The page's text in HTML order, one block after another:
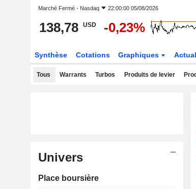
Marché Fermé - Nasdaq 22:00:00 05/08/2026
138,78 USD -0,23%
Synthèse Cotations Graphiques
Tous Warrants Turbos Produits de levier
Univers
Place boursière